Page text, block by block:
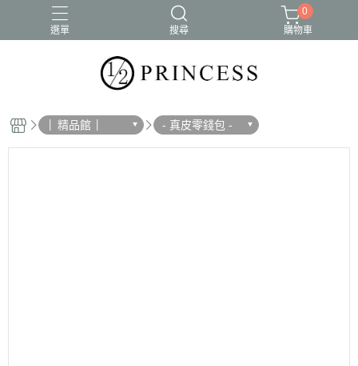
選單 搜尋
0
購物車
│ 精品館 │ - 真皮零錢包 -